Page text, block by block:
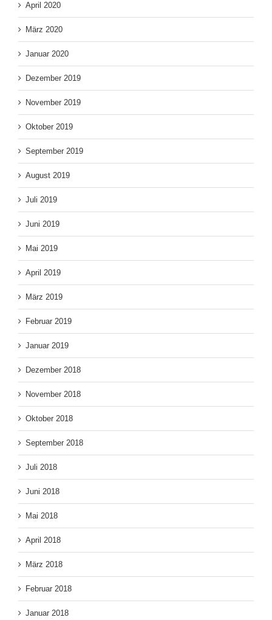
April 2020
März 2020
Januar 2020
Dezember 2019
November 2019
Oktober 2019
September 2019
August 2019
Juli 2019
Juni 2019
Mai 2019
April 2019
März 2019
Februar 2019
Januar 2019
Dezember 2018
November 2018
Oktober 2018
September 2018
Juli 2018
Juni 2018
Mai 2018
April 2018
März 2018
Februar 2018
Januar 2018